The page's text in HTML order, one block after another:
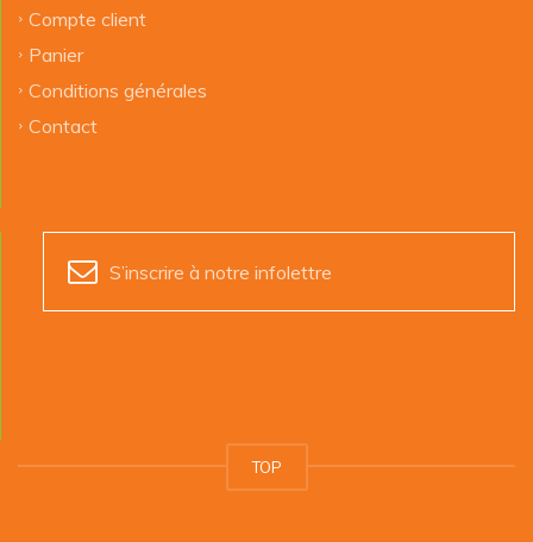
Compte client
Panier
Conditions générales
Contact
S’inscrire à notre infolettre
TOP